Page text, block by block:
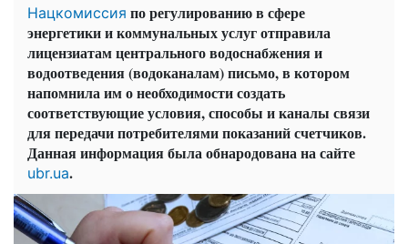
Нацкомиссия по регулированию в сфере
энергетики и коммунальных услуг отправила
лицензиатам центрального водоснабжения и
водоотведения (водоканалам) письмо, в котором
напомнила им о необходимости создать
соответствующие условия, способы и каналы связи
для передачи потребителями показаний счетчиков.
Данная информация была обнародована на сайте
ubr.ua.